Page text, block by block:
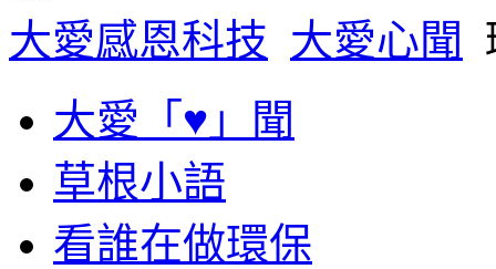
大愛感恩科技 大愛心聞
大愛「♥」聞
草根小語
看誰在做環保